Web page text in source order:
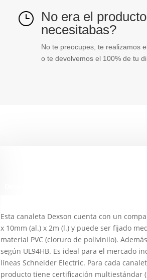
} No era el
necesitabas?
No te preocupes, te realizamos
o te devolvemos el 100% de tu
Esta canaleta Dexson cuenta con un
x 10mm (al.) x 2m (l.) y puede ser fijado
material PVC (cloruro de polivinilo).
según UL94HB. Es ideal para el mercado
líneas Schneider Electric. Para cada
producto tiene certificación multiestándar